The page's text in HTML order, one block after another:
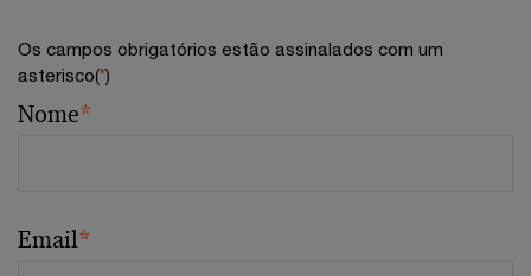
Os campos obrigatórios estão assinalados com um
asterisco(*)
Nome*
Email*